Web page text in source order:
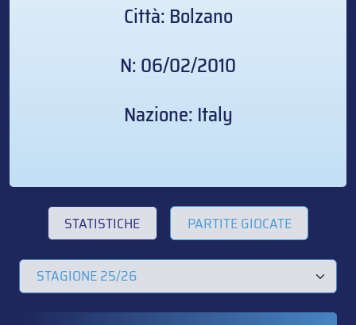
Città: Bolzano
N: 06/02/2010
Nazione: Italy
STATISTICHE PARTITE GIOCATE